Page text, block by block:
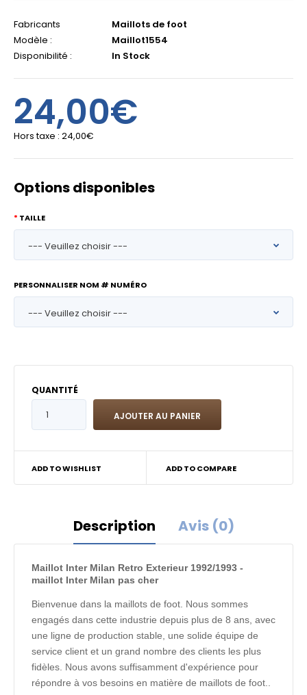
Fabricants
Maillots de foot
Modèle :
Maillot1554
Disponibilité :
In Stock
24,00€
Hors taxe : 24,00€
Options disponibles
TAILLE
PERSONNALISER NOM # NUMÉRO
QUANTITÉ
ADD TO WISHLIST ADD TO COMPARE
Description Avis (0)
Maillot Inter Milan Retro Exterieur 1992/1993 -
maillot Inter Milan pas cher
Bienvenue dans la maillots de foot. Nous sommes
engagés dans cette industrie depuis plus de 8 ans, avec
une ligne de production stable, une solide équipe de
service client et un grand nombre des clients les plus
fidèles. Nous avons suffisamment d'expérience pour
répondre à vos besoins en matière de maillots de foot..